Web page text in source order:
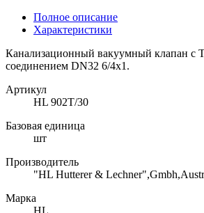
Полное описание
Характеристики
Канализационный вакуумный клапан с
соединением DN32 6/4x1.
Артикул
HL 902T/30
Базовая единица
шт
Производитель
"HL Hutterer &
Марка
HL